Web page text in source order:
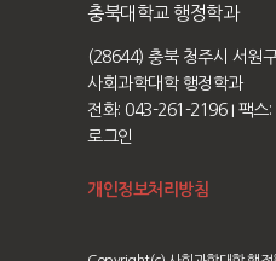
충북대학교 행정학과
(28644) 충북 청주시 서원
사회과학대학 행정학과
전화: 043-261-2196 I 팩스
로그인
개인정보처리방침